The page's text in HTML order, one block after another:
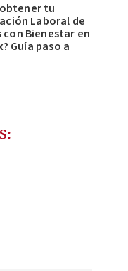
tu
Laboral de
con Bienestar en
Guía paso a